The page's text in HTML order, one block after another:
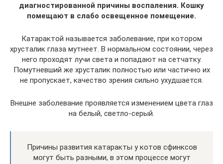
диагностированной причины воспаления. Кошку
помещают в слабо освещенное помещение.
Катарактой называется заболевание, при котором
хрусталик глаза мутнеет. В нормальном состоянии, через
него проходят лучи света и попадают на сетчатку.
Помутневший же хрусталик полностью или частично их
не пропускает, качество зрения сильно ухудшается.
Внешне заболевание проявляется изменением цвета глаз
на белый, светло-серый.
Причины развития катаракты у котов сфинксов
могут быть разными, в этом процессе могут